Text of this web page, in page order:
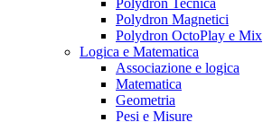
Polydron Magnetici
Polydron OctoPlay e Mix
Logica e Matematica
Associazione e logica
Matematica
Geometria
Pesi e Misure